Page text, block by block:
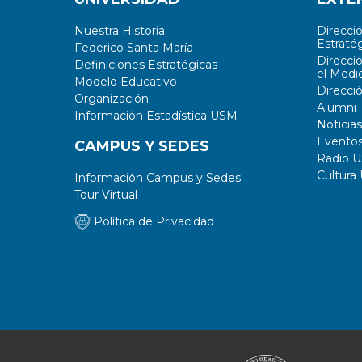
Nuestra Historia
Federico Santa María
Definiciones Estratégicas
Modelo Educativo
Organización
Información Estadística USM
CAMPUS Y SEDES
Información Campus y Sedes
Tour Virtual
Política de Privacidad
el
Alumni
Noticias
Radio
Cultura